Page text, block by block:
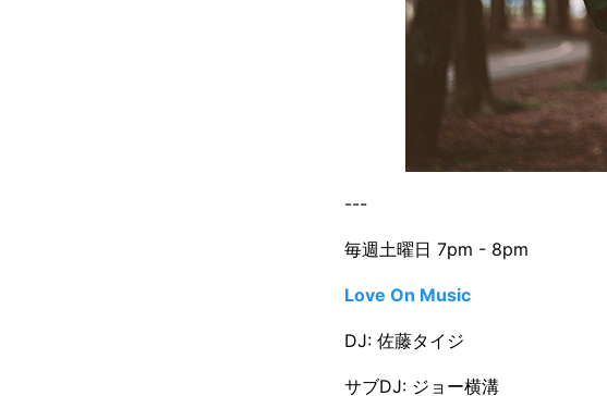
---
毎週土曜日 7pm - 8pm
Love On Music
DJ: 佐藤タイジ
サブDJ: ジョー横溝